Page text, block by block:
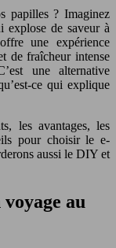
papilles ? Imaginez
explose de saveur à
une expérience
de fraîcheur intense
une alternative
ce qui explique
les avantages, les
pour choisir le e-
aussi le DIY et
au